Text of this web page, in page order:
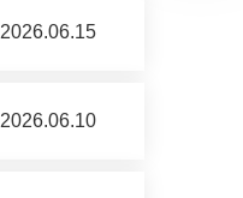
2026.06.15
2026.06.10